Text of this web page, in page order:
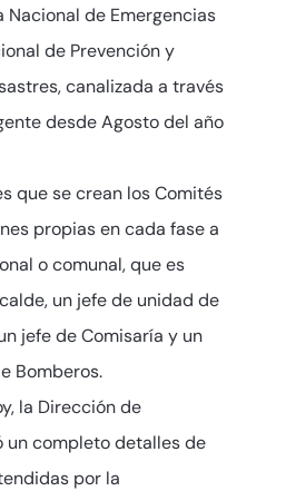
de Emergencias
de Prevención y
canalizada a través
desde Agosto del año
que se crean los Comités
propias en cada fase a
o comunal, que es
un jefe de unidad de
jefe de Comisaría y un
Bomberos.
la Dirección de
un completo detalles de
por la